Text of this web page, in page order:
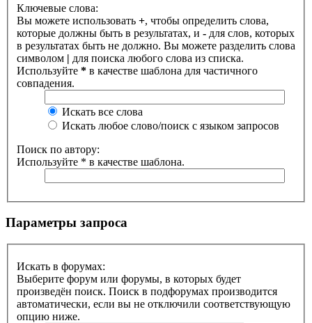
Ключевые слова:
Вы можете использовать +, чтобы определить слова,
которые должны быть в результатах, и - для слов, которых
в результатах быть не должно. Вы можете разделить слова
символом | для поиска любого слова из списка.
Используйте * в качестве шаблона для частичного
совпадения.
Искать все слова
Искать любое слово/поиск с языком запросов
Поиск по автору:
Используйте * в качестве шаблона.
Параметры запроса
Искать в форумах:
Выберите форум или форумы, в которых будет
произведён поиск. Поиск в подфорумах производится
автоматически, если вы не отключили соответствующую
опцию ниже.